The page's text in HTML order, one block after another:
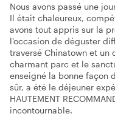
Nous avons passé une
Il était chaleureux,
avons tout appris sur la
l'occasion de déguster
traversé Chinatown et un
charmant parc et le
enseigné la bonne façon
sûr, a été le déjeuner
HAUTEMENT
incontournable.